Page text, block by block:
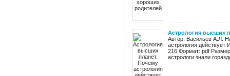
Астрология высших
Автор: Васильев А.Л.
астрология действует
216 Формат: pdf
астрологи знали